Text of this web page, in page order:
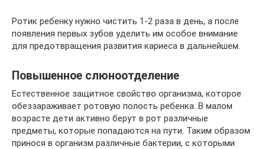
Ротик ребенку нужно чистить 1-2 раза в день, а после
появления первых зубов уделить им особое внимание
для предотвращения развития кариеса в дальнейшем.
Повышенное слюноотделение
Естественное защитное свойство организма, которое
обеззараживает ротовую полость ребенка. В малом
возрасте дети активно берут в рот различные
предметы, которые попадаются на пути. Таким образом
принося в организм различные бактерии, с которыми